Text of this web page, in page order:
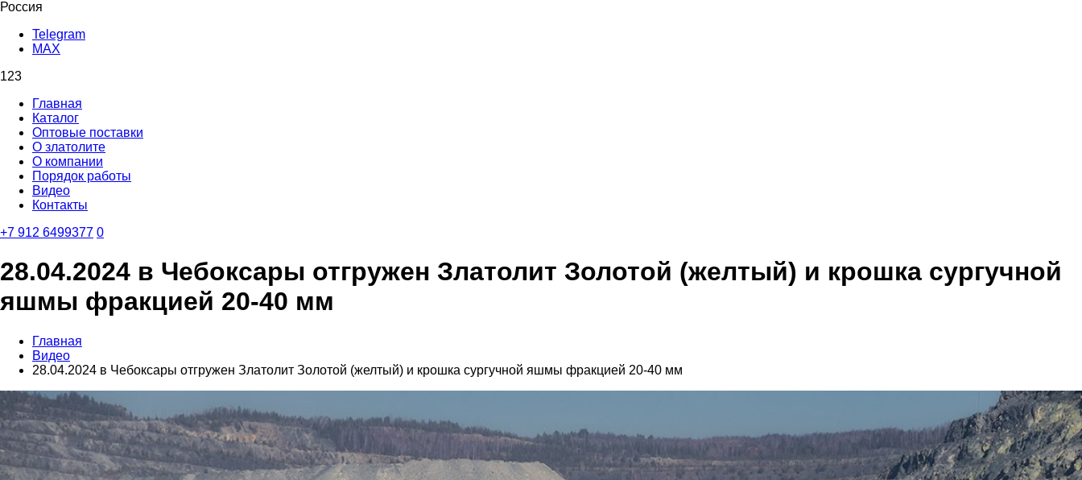
Россия
Telegram
MAX
123
Главная
Каталог
Оптовые поставки
О златолите
О компании
Порядок работы
Видео
Контакты
‪+7 912 6499377‬ 0
28.04.2024 в Чебоксары отгружен Златолит Золотой (желтый) и крошка сургучной
яшмы фракцией 20-40 мм
Главная
Видео
28.04.2024 в Чебоксары отгружен Златолит Золотой (желтый) и крошка сургучной яшмы фракцией 20-40 мм